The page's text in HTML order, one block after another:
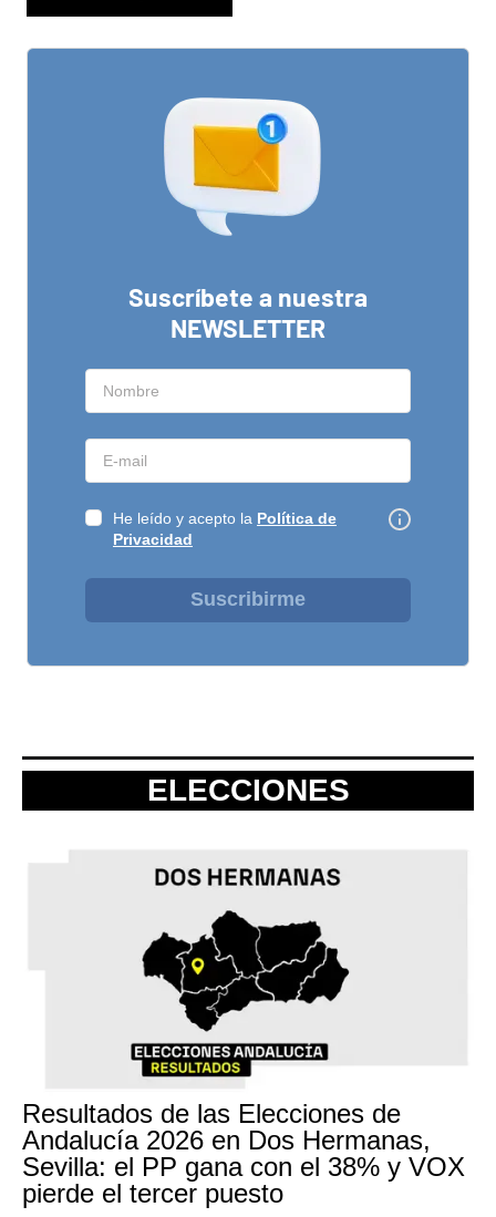
Suscríbete a nuestra
NEWSLETTER
He leído y acepto la Política de
Privacidad
Suscribirme
ELECCIONES
Resultados de las Elecciones de
Andalucía 2026 en Dos Hermanas,
Sevilla: el PP gana con el 38% y VOX
pierde el tercer puesto